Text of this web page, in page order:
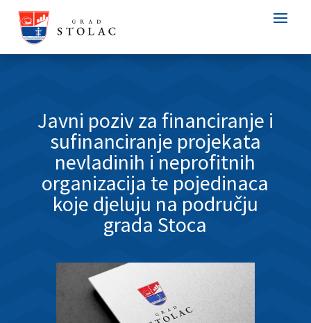
Javni poziv za financiranje i
sufinanciranje projekata
nevladinih i neprofitnih
organizacija te pojedinaca
koje djeluju na području
grada Stoca